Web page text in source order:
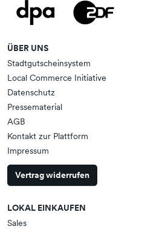
ÜBER UNS
Stadtgutscheinsystem
Local Commerce Initiative
Datenschutz
Pressematerial
AGB
Kontakt zur Plattform
Impressum
Vertrag widerrufen
LOKAL EINKAUFEN
Sales